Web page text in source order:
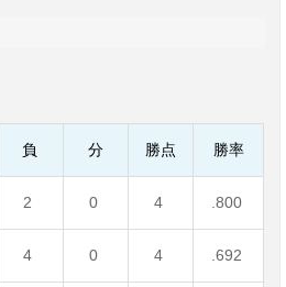
負 分 勝点 勝率
2 0 4 .800
4 0 4 .692